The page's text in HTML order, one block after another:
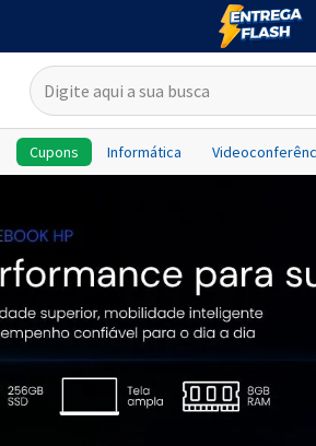
Cupons Informática